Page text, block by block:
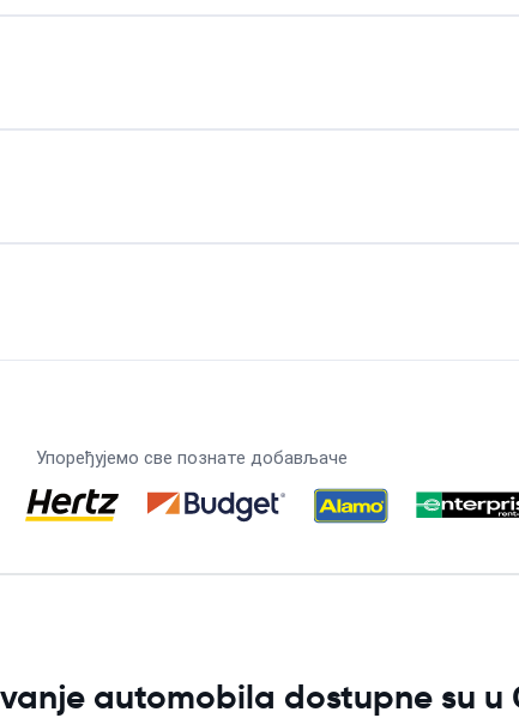
Упоређујемо све познате добављаче
automobila dostupne su